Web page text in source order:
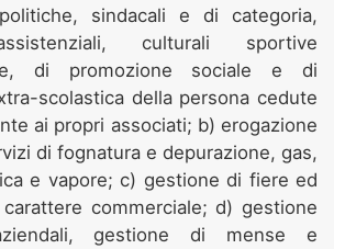
sindacali e di categoria,
culturali sportive
di promozione sociale e di
scolastica della persona cedute
ai propri associati; b) erogazione
di fognatura e depurazione, gas,
e vapore; c) gestione di fiere ed
commerciale; d) gestione
gestione di mense e